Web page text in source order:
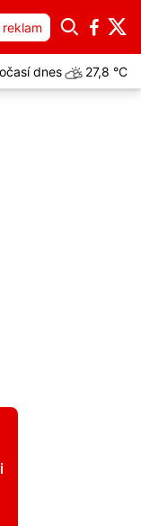
reklam
dnes 27,8 °C